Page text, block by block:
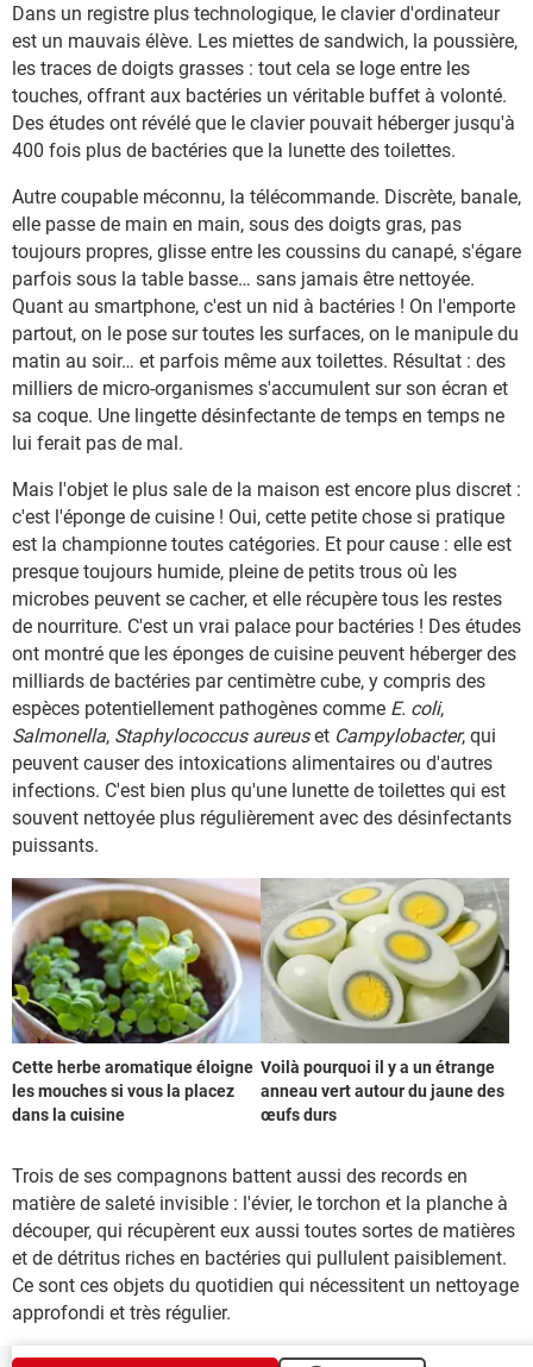
Dans un registre plus technologique, le clavier d'ordinateur
est un mauvais élève. Les miettes de sandwich, la poussière,
les traces de doigts grasses : tout cela se loge entre les
touches, offrant aux bactéries un véritable buffet à volonté.
Des études ont révélé que le clavier pouvait héberger jusqu'à
400 fois plus de bactéries que la lunette des toilettes.
Autre coupable méconnu, la télécommande. Discrète, banale,
elle passe de main en main, sous des doigts gras, pas
toujours propres, glisse entre les coussins du canapé, s'égare
parfois sous la table basse… sans jamais être nettoyée.
Quant au smartphone, c'est un nid à bactéries ! On l'emporte
partout, on le pose sur toutes les surfaces, on le manipule du
matin au soir… et parfois même aux toilettes. Résultat : des
milliers de micro-organismes s'accumulent sur son écran et
sa coque. Une lingette désinfectante de temps en temps ne
lui ferait pas de mal.
Mais l'objet le plus sale de la maison est encore plus discret :
c'est l'éponge de cuisine ! Oui, cette petite chose si pratique
est la championne toutes catégories. Et pour cause : elle est
presque toujours humide, pleine de petits trous où les
microbes peuvent se cacher, et elle récupère tous les restes
de nourriture. C'est un vrai palace pour bactéries ! Des études
ont montré que les éponges de cuisine peuvent héberger des
milliards de bactéries par centimètre cube, y compris des
espèces potentiellement pathogènes comme E. coli,
Salmonella, Staphylococcus aureuset Campylobacter, qui
peuvent causer des intoxications alimentaires ou d'autres
infections. C'est bien plus qu'une lunette de toilettes qui est
souvent nettoyée plus régulièrement avec des désinfectants
puissants.
Cette herbe aromatique éloigne
les mouches si vous la placez
dans la cuisine
Voilà pourquoi il y a un étrange
anneau vert autour du jaune des
œufs durs
Trois de ses compagnons battent aussi des records en
matière de saleté invisible : l'évier, le torchon et la planche à
découper, qui récupèrent eux aussi toutes sortes de matières
et de détritus riches en bactéries qui pullulent paisiblement.
Ce sont ces objets du quotidien qui nécessitent un nettoyage
approfondi et très régulier.